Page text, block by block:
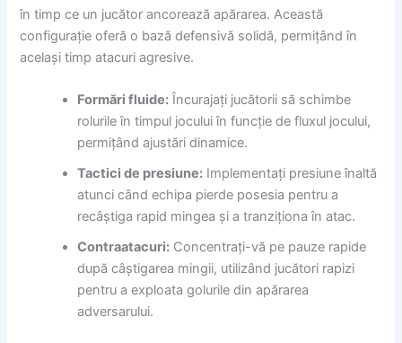
în timp ce un jucător ancorează apărarea. Această
configurație oferă o bază defensivă solidă, permițând în
același timp atacuri agresive.
Formări fluide: Încurajați jucătorii să schimbe
rolurile în timpul jocului în funcție de fluxul jocului,
permițând ajustări dinamice.
Tactici de presiune: Implementați presiune înaltă
atunci când echipa pierde posesia pentru a
recâștiga rapid mingea și a tranziționa în atac.
Contraatacuri: Concentrați-vă pe pauze rapide
după câștigarea mingii, utilizând jucători rapizi
pentru a exploata golurile din apărarea
adversarului.